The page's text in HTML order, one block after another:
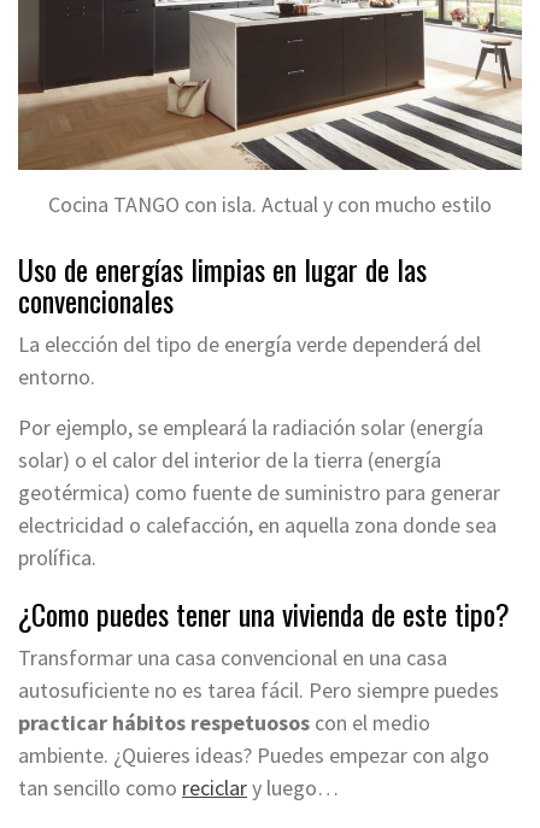
Cocina TANGO con isla. Actual y con mucho estilo
Uso de energías limpias en lugar de las
convencionales
La elección del tipo de energía verde dependerá del
entorno.
Por ejemplo, se empleará la radiación solar (energía
solar) o el calor del interior de la tierra (energía
geotérmica) como fuente de suministro para generar
electricidad o calefacción, en aquella zona donde sea
prolífica.
¿Como puedes tener una vivienda de este tipo?
Transformar una casa convencional en una casa
autosuficiente no es tarea fácil. Pero siempre puedes
practicar hábitos respetuosos con el medio
ambiente. ¿Quieres ideas? Puedes empezar con algo
tan sencillo como reciclary luego…